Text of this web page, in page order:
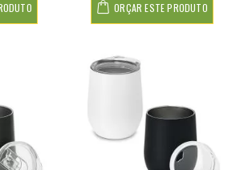
ORÇAR ESTE PRODUTO